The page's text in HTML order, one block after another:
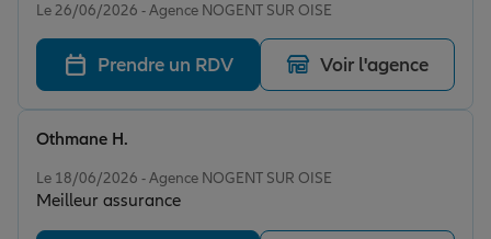
Le 26/06/2026 - Agence NOGENT SUR OISE
Prendre un RDV Voir l'agence
Le 18/06/2026 - Agence NOGENT SUR OISE
Meilleur assurance
Othmane H.